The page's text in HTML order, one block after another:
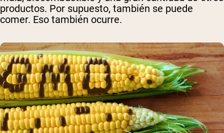
productos. Por supuesto, también se puede
comer. Eso también ocurre.